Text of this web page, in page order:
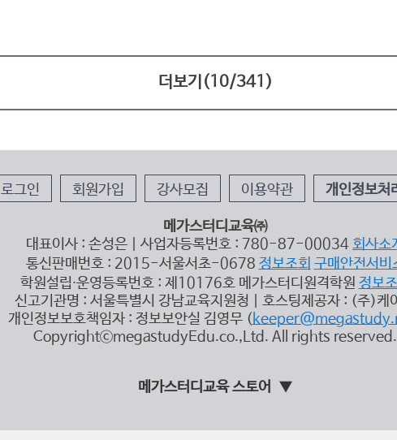
더보기(10/341 )
로그인 회원가입 강사모집 이용약관 개인정보처
메가스터디교육㈜
대표이사 : 손성은 | 사업자등록번호 : 780-87-00034 회사소
통신판매번호 : 2015-서울서초-0678 정보조회 구매안전서비
학원설립∙운영등록번호 : 제10176호 메가스터디원격학원 정보
신고기관명 : 서울특별시 강남교육지원청 | 호스팅제공자 : (주)케
개인정보보호책임자 : 정보보안실 김영무 (
CopyrightⓒmegastudyEdu.co.,Ltd. All rights reserved.
메가스터디교육 스토어